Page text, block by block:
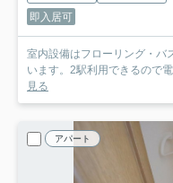
即入居可
室内設備はフローリング・バ
います。2駅利用できるので
見る
アパート